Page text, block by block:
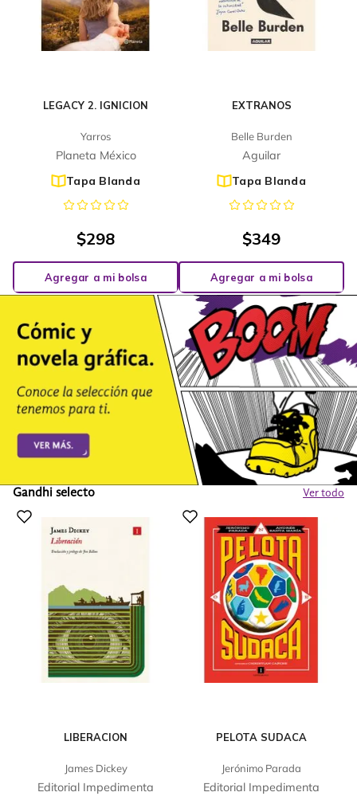
LEGACY 2. IGNICION
Yarros
Planeta México
Tapa Blanda
$298
Agregar a mi bolsa
EXTRANOS
Belle Burden
Aguilar
Tapa Blanda
$349
Agregar a mi bolsa
Gandhi selecto Ver todo
LIBERACION
James Dickey
Editorial Impedimenta
PELOTA SUDACA
Jerónimo Parada
Editorial Impedimenta